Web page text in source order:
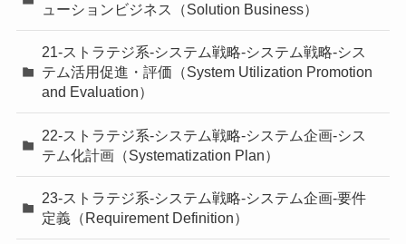
ューションビジネス（Solution Business）
21-ストラテジ系-システム戦略-システム戦略-シス
テム活用促進・評価（System Utilization Promotion
and Evaluation）
22-ストラテジ系-システム戦略-システム企画-シス
テム化計画（Systematization Plan）
23-ストラテジ系-システム戦略-システム企画-要件
定義（Requirement Definition）